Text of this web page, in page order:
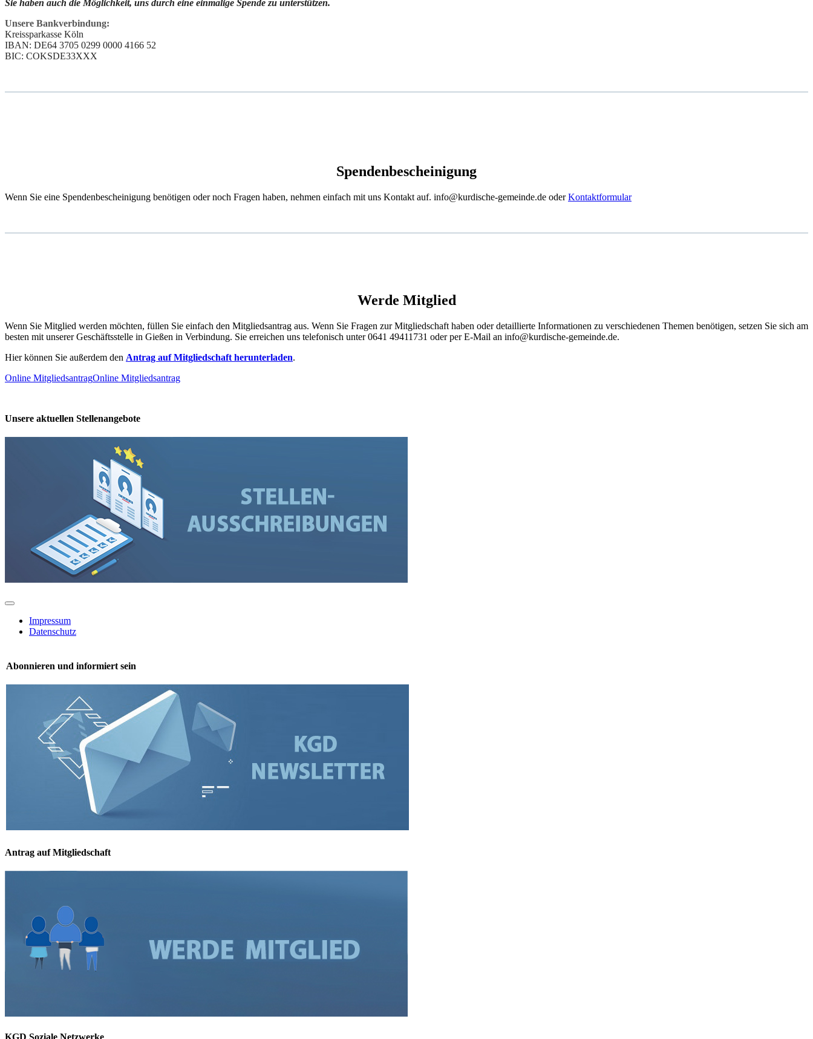
Sie haben auch die Möglichkeit, uns durch eine einmalige Spende zu unterstützen.
Unsere Bankverbindung:
Kreissparkasse Köln
IBAN: DE64 3705 0299 0000 4166 52
BIC: COKSDE33XXX
Spendenbescheinigung
Wenn Sie eine Spendenbescheinigung benötigen oder noch Fragen haben, nehmen einfach mit uns Kontakt auf. info@kurdische-gemeinde.de oderKontaktformular
Werde Mitglied
Wenn Sie Mitglied werden möchten, füllen Sie einfach den Mitgliedsantrag aus. Wenn Sie Fragen zur Mitgliedschaft haben oder detaillierte Informationen zu verschiedenen Themen benötigen, setzen Sie sich am
besten mit unserer Geschäftsstelle in Gießen in Verbindung. Sie erreichen uns telefonisch unter 0641 49411731 oder per E-Mail an info@kurdische-gemeinde.de.
Hier können Sie außerdem den Antrag auf Mitgliedschaft herunterladen.
Online MitgliedsantragOnline Mitgliedsantrag
Unsere aktuellen Stellenangebote
Toggle
NavigationImpressum
Datenschutz
Abonnieren und informiert sein
Antrag auf Mitgliedschaft